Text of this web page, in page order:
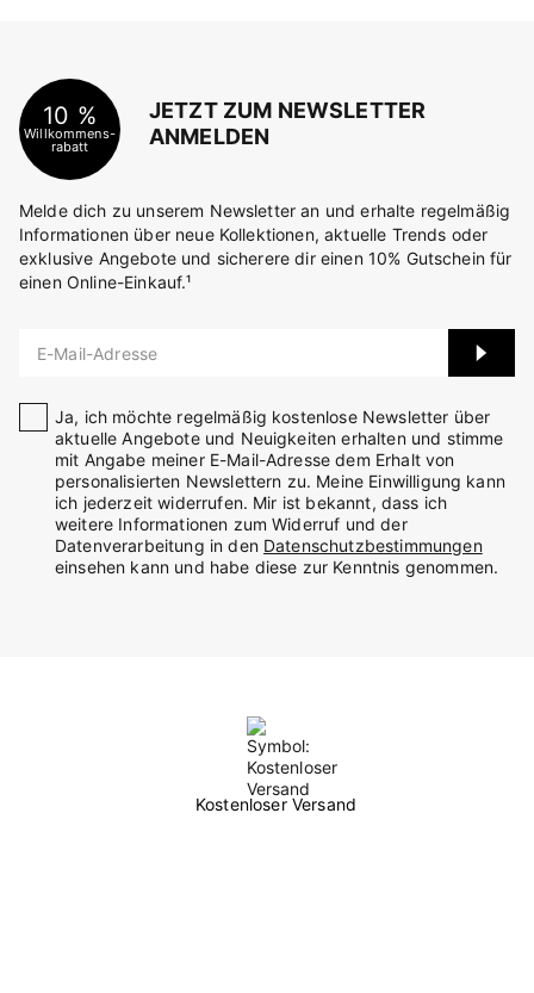
10 %
Willkommens-
rabatt
JETZT ZUM NEWSLETTER
ANMELDEN
Melde dich zu unserem Newsletter an und erhalte regelmäßig
Informationen über neue Kollektionen, aktuelle Trends oder
exklusive Angebote und sicherere dir einen 10% Gutschein für
einen Online-Einkauf.¹
E-Mail-Adresse
Ja, ich möchte regelmäßig kostenlose Newsletter über
aktuelle Angebote und Neuigkeiten erhalten und stimme
mit Angabe meiner E-Mail-Adresse dem Erhalt von
personalisierten Newslettern zu. Meine Einwilligung kann
ich jederzeit widerrufen. Mir ist bekannt, dass ich
weitere Informationen zum Widerruf und der
Datenverarbeitung in den Datenschutzbestimmungen
einsehen kann und habe diese zur Kenntnis genommen.
Kostenloser Versand